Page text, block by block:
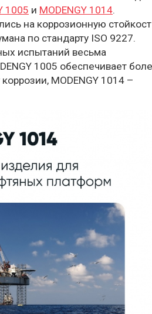
1005 и MODENGY 1014.
на коррозионную
по стандарту ISO 9227.
испытаний весьма
1005 обеспечивает
MODENGY 1014 –